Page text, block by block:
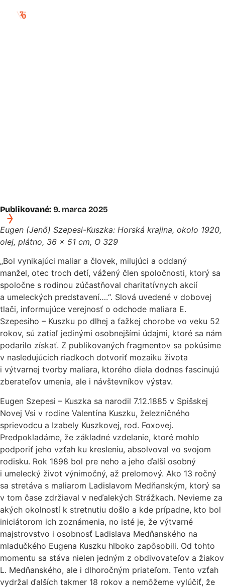
Publikované: 9. marca 2025
Eugen (Jenő) Szepesi-Kuszka: Horská krajina, okolo 1920,
olej, plátno, 36 x 51 cm, O 329
„Bol vynikajúci maliar a človek, milujúci a oddaný
manžel, otec troch detí, vážený člen spoločnosti, ktorý sa
spoločne s rodinou zúčastňoval charitatívnych akcií
a umeleckých predstavení….“. Slová uvedené v dobovej
tlači, informujúce verejnosť o odchode maliara E.
Szepesiho – Kuszku po dlhej a ťažkej chorobe vo veku 52
rokov, sú zatiaľ jedinými osobnejšími údajmi, ktoré sa nám
podarilo získať. Z publikovaných fragmentov sa pokúsime
v nasledujúcich riadkoch dotvoriť mozaiku života
i výtvarnej tvorby maliara, ktorého diela dodnes fascinujú
zberateľov umenia, ale i návštevníkov výstav.
Eugen Szepesi – Kuszka sa narodil 7.12.1885 v Spišskej
Novej Vsi v rodine Valentína Kuszku, železničného
sprievodcu a Izabely Kuszkovej, rod. Foxovej.
Predpokladáme, že základné vzdelanie, ktoré mohlo
podporiť jeho vzťah ku kresleniu, absolvoval vo svojom
rodisku. Rok 1898 bol pre neho a jeho ďalší osobný
i umelecký život výnimočný, až prelomový. Ako 13 ročný
sa stretáva s maliarom Ladislavom Medňanským, ktorý sa
v tom čase zdržiaval v neďalekých Strážkach. Nevieme za
akých okolností k stretnutiu došlo a kde prípadne, kto bol
iniciátorom ich zoznámenia, no isté je, že výtvarné
majstrovstvo i osobnosť Ladislava Medňanského na
mladučkého Eugena Kuszku hlboko zapôsobili. Od tohto
momentu sa stáva nielen jedným z obdivovateľov a žiakov
L. Medňanského, ale i dlhoročným priateľom. Tento vzťah
vydržal ďalších takmer 18 rokov a nemôžeme vylúčiť, že